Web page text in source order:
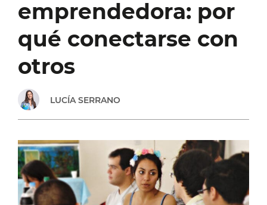
ENTREVISTA
ARIEL
emprendedora: por
qué conectarse con
otros
LUCÍA SERRANO